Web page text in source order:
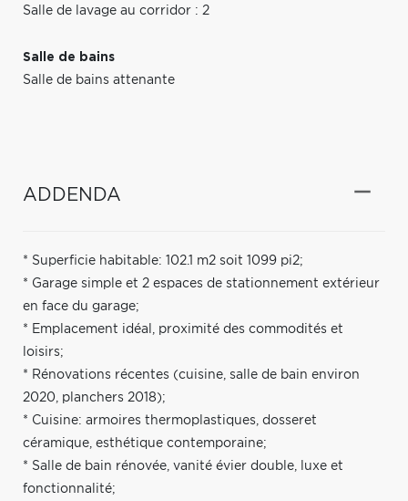
Salle de lavage au corridor : 2
Salle de bains
Salle de bains attenante
ADDENDA
* Superficie habitable: 102.1 m2 soit 1099 pi2;
* Garage simple et 2 espaces de stationnement extérieur
en face du garage;
* Emplacement idéal, proximité des commodités et
loisirs;
* Rénovations récentes (cuisine, salle de bain environ
2020, planchers 2018);
* Cuisine: armoires thermoplastiques, dosseret
céramique, esthétique contemporaine;
* Salle de bain rénovée, vanité évier double, luxe et
fonctionnalité;